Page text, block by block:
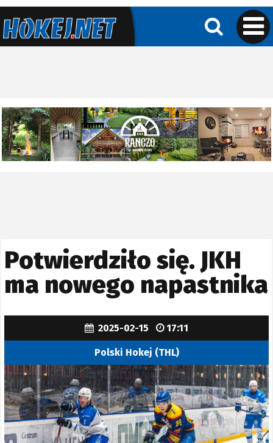
Potwierdziło się. JKH
ma nowego napastnika
2025-02-15 17:11
Polski Hokej (THL)